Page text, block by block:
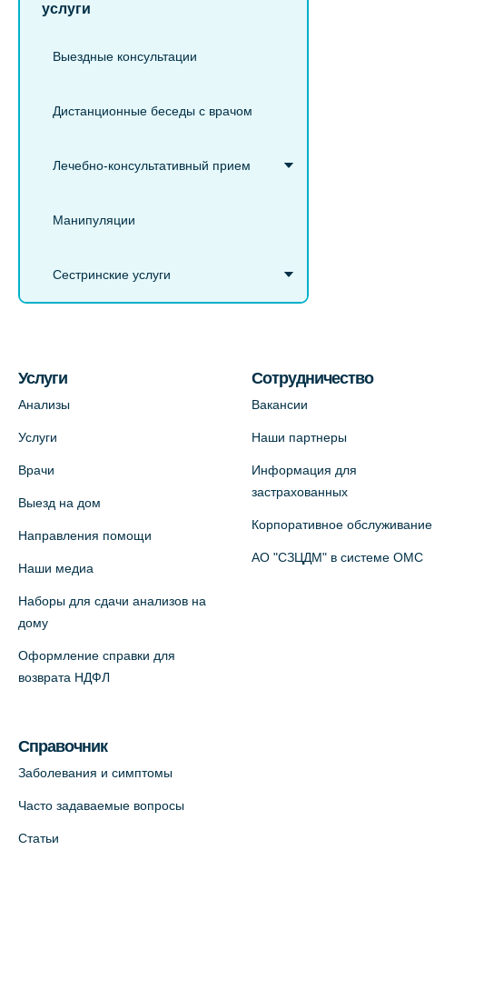
услуги
Выездные консультации
Дистанционные беседы с врачом
Лечебно-консультативный прием
Манипуляции
Сестринские услуги
Услуги
Анализы
Услуги
Врачи
Выезд на дом
Направления помощи
Наши медиа
Наборы для сдачи анализов на
дому
Оформление справки для
возврата НДФЛ
Справочник
Заболевания и симптомы
Часто задаваемые вопросы
Статьи
Сотрудничество
Вакансии
Наши партнеры
Информация для
застрахованных
Корпоративное обслуживание
АО "СЗЦДМ" в системе ОМС